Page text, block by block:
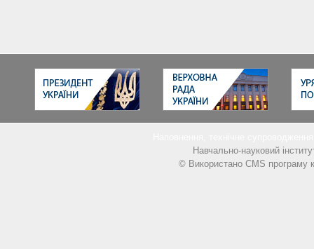
Навчально-науковий
© Використано CMS програму